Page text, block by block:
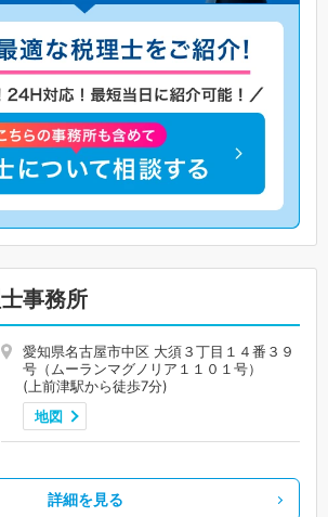
事務所
愛知県名古屋市中区 大須３丁目１４番３９
号（ムーランマグノリア１１０１号）
(上前津駅から徒歩7分)
地図
詳細を見る